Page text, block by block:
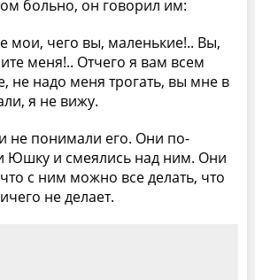
больно, он говорил им:
мои, чего вы, маленькие!.. Вы,
меня!.. Отчего я вам всем
не надо меня трогать, вы мне в
я не вижу.
не понимали его. Они по-
Юшку и смеялись над ним. Они
с ним можно все делать, что
не делает.